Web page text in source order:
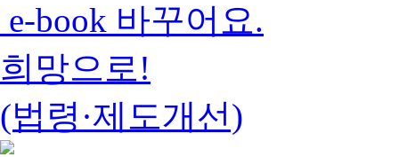
e-book 바꾸어요.
희망으로!
(법령·제도개선)